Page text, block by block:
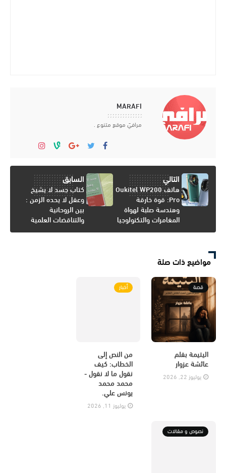
MARAFI
مرافيَ موقع متنوع .
التالي
هاتف Oukitel WP200
Pro: قوة خارقة
وهندسة صلبة لهواة
المغامرات والتكنولوجيا
السابق
كتاب جسد لا يشيخ
وعقل لا يحده الزمن :
بين الروحانية
والتناقضات العلمية
مواضيع ذات صلة
قصة
اليتيمة بقلم
عائشة عزوار
يوليوز 22, 2026
أخبار
من النص إلى
الخطاب: كيف
نقول ما لا نقول -
محمد محمد
يونس علي.
يوليوز 11, 2026
نصوص و مقالات